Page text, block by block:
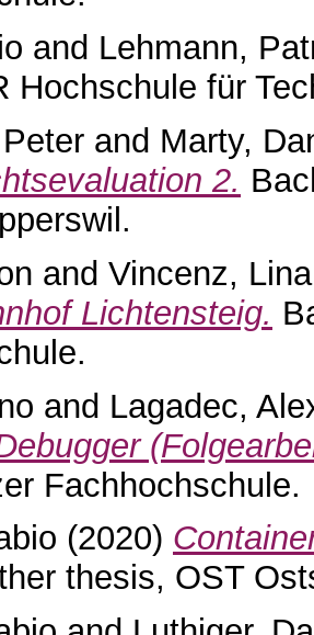
and Lehmann,
Hochschule für
and Marty,
2.
and Vincenz,
Lichtensteig.
and Lagadec,
Fachhochschule.
(2020)
thesis, OST